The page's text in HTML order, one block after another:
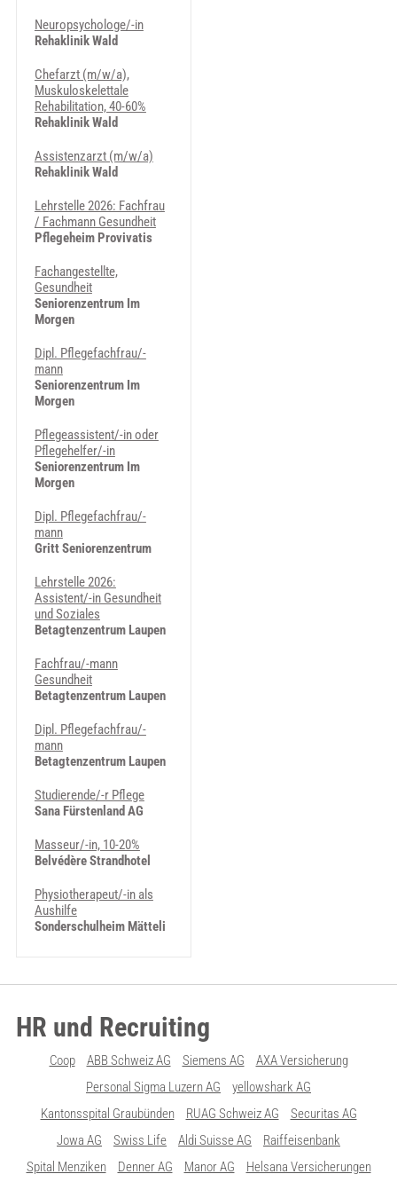
Neuropsychologe/-in
Rehaklinik Wald
Chefarzt (m/w/a),
Muskuloskelettale
Rehabilitation, 40-60%
Rehaklinik Wald
Assistenzarzt (m/w/a)
Rehaklinik Wald
Lehrstelle 2026: Fachfrau
/ Fachmann Gesundheit
Pflegeheim Provivatis
Fachangestellte,
Gesundheit
Seniorenzentrum Im
Morgen
Dipl. Pflegefachfrau/-
mann
Seniorenzentrum Im
Morgen
Pflegeassistent/-in oder
Pflegehelfer/-in
Seniorenzentrum Im
Morgen
Dipl. Pflegefachfrau/-
mann
Gritt Seniorenzentrum
Lehrstelle 2026:
Assistent/-in Gesundheit
und Soziales
Betagtenzentrum Laupen
Fachfrau/-mann
Gesundheit
Betagtenzentrum Laupen
Dipl. Pflegefachfrau/-
mann
Betagtenzentrum Laupen
Studierende/-r Pflege
Sana Fürstenland AG
Masseur/-in, 10-20%
Belvédère Strandhotel
Physiotherapeut/-in als
Aushilfe
Sonderschulheim Mätteli
HR und Recruiting
Coop ABB Schweiz AG Siemens AG
AXA Versicherung
Personal Sigma Luzern AG
yellowshark AG
Kantonsspital Graubünden
RUAG Schweiz AG
Securitas AG
Jowa AG
Swiss Life Aldi Suisse AG
Raiffeisenbank
Spital Menziken
Denner AG Manor AG Helsana Versicherungen